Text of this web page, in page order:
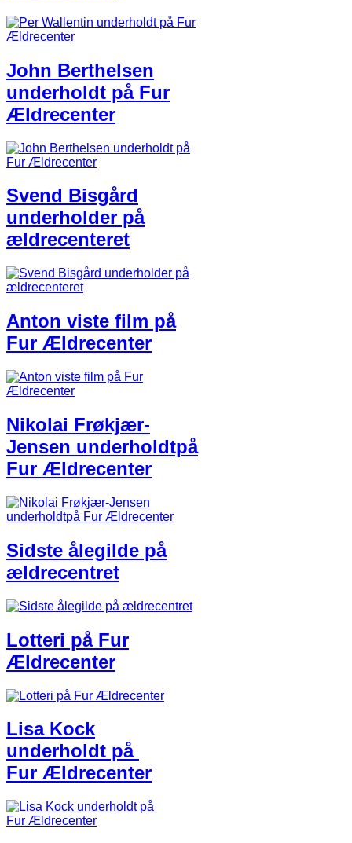
John Berthelsen
underholdt på Fur
Ældrecenter
Svend Bisgård
underholder på
ældrecenteret
Anton viste film på
Fur Ældrecenter​
Nikolai Frøkjær​-​
Jensen underhold​t​på
​Fur ​Ældrecenter
Sidste ålegilde på
ældrecentret
​Lotteri på Fur
Ældrecenter​
Lisa Kock
underholdt​ på ​
Fur Ældrecenter